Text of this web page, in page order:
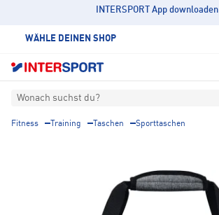
INTERSPORT App downloaden
WÄHLE DEINEN SHOP
Wonach suchst du?
Fitness Training Taschen Sporttaschen